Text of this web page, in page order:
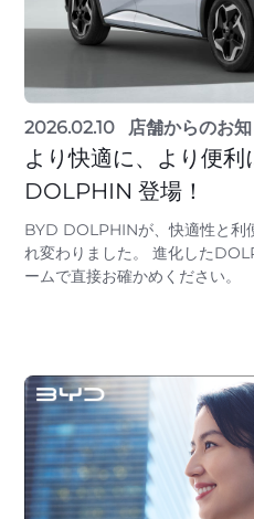
2026.02.10 店舗からのお
より快適に、より便
DOLPHIN 登場！
BYD DOLPHINが、快適性と利
れ変わりました。 進化した
ームで直接お確かめください。